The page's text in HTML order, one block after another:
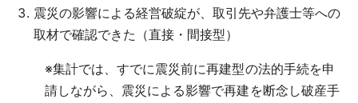
震災の影響による経営破綻が、取引先や弁護士等への
取材で確認できた（直接・間接型）
※集計では、すでに震災前に再建型の法的手続を申
請しながら、震災による影響で再建を断念し破産手